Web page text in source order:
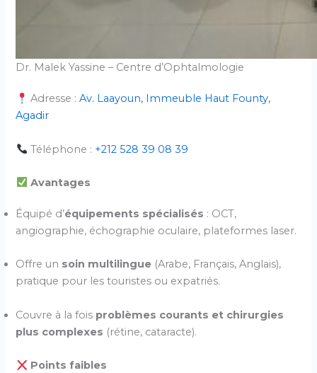
Dr. Malek Yassine – Centre d’Ophtalmologie
Adresse :Av. Laayoun, Immeuble Haut Founty,
Agadir
Téléphone : +212 528 39 08 39
Avantages
Équipé d’équipements spécialisés : OCT,
angiographie, échographie oculaire, plateformes laser.
Offre un soin multilingue (Arabe, Français, Anglais),
pratique pour les touristes ou expatriés.
Couvre à la fois problèmes courants et chirurgies
plus complexes (rétine, cataracte).
Points faibles